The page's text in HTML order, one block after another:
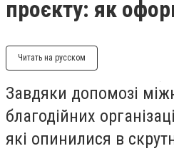
проєкту: як
Читать на русском
Завдяки допомозі
благодійних
які опинилися в